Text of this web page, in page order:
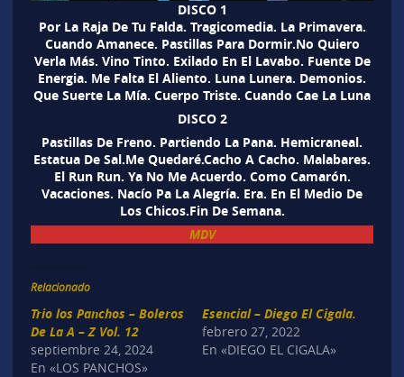
DISCO 1
Por La Raja De Tu Falda. Tragicomedia. La Primavera.
Cuando Amanece. Pastillas Para Dormir.No Quiero
Verla Más. Vino Tinto. Exilado En El Lavabo. Fuente De
Energia. Me Falta El Aliento. Luna Lunera. Demonios.
Que Suerte La Mía. Cuerpo Triste. Cuando Cae La Luna
DISCO 2
Pastillas De Freno. Partiendo La Pana. Hemicraneal.
Estatua De Sal.Me Quedaré.Cacho A Cacho. Malabares.
El Run Run. Ya No Me Acuerdo. Como Camarón.
Vacaciones. Nacío Pa La Alegría. Era. En El Medio De
Los Chicos.Fin De Semana.
MDV
Relacionado
Trio los Panchos – Boleros
De La A – Z Vol. 12
septiembre 24, 2024
En «LOS PANCHOS»
Esencial – Diego El Cigala.
febrero 27, 2022
En «DIEGO EL CIGALA»